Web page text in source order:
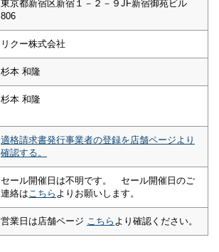
東京都新宿区新宿１－２－９JF新宿御苑ビル
806
リクー株式会社
杉本 和隆
杉本 和隆
適格請求書発行事業者の登録を店舗ページより
確認する。
セール開催日は不明です。 セール開催日のご
連絡は こちら よりお願いします。
営業日は店舗ページ こちら より確認ください。